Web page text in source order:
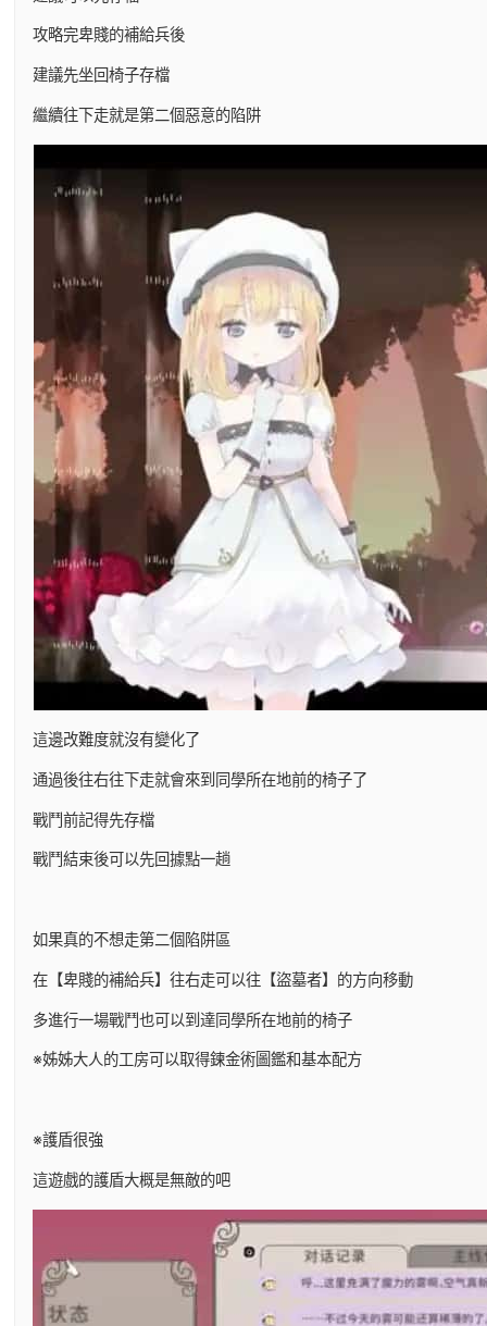
攻略完卑賤的補給兵後
建議先坐回椅子存檔
繼續往下走就是第二個惡意的陷阱
這邊改難度就沒有變化了
通過後往右往下走就會來到同學所在地前的椅子了
戰鬥前記得先存檔
戰鬥結束後可以先回據點一趟
如果真的不想走第二個陷阱區
在【卑賤的補給兵】往右走可以往【盜墓者】的方向移動
多進行一場戰鬥也可以到達同學所在地前的椅子
※姊姊大人的工房可以取得鍊金術圖鑑和基本配方
※護盾很強
這遊戲的護盾大概是無敵的吧